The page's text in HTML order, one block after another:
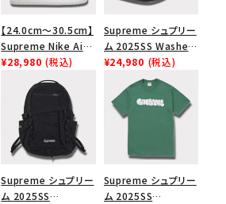
【24.0cm～30.5cm】
Supreme Nike Air
Force 1 Low シュプ
リーム ナイキエアフォ
ース１スニーカー シ
ューズ ホワイト
¥28,980 (税込)
Supreme シュプリー
ム 2025SS Washed
Chino Twill Camp
Cap ウォッシュチノツ
イルキャンプキャップ
ブラック 黒
¥24,980 (税込)
Supreme シュプリー
ム 2025SS
Supreme シュプリー
ム 2025SS